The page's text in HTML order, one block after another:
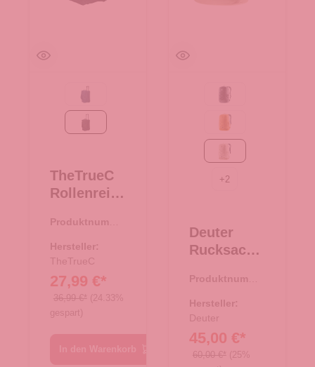
schwarz
TheTrueC
Rollenreise
50cm
Berlin 2.0
schwarz
Produktnumme
Hersteller:
TheTrueC
27,99 €*
36,99 €* (24.33%
gespart)
Black
amber-maple
bone-desert
+2
Deuter
Rucksack
bone-
desert
Produktnumme
Hersteller:
Deuter
45,00 €*
60,00 €* (25%